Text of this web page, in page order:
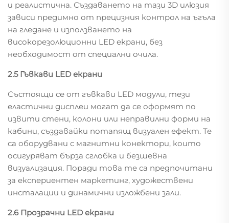
и реалистична. Създаването на тази 3D илюзия
зависи предимно от прецизния контрол на ъгъла
на гледане и използването на
високорезолюционни LED екрани, без
необходимост от специални очила.
2.5 Гъвкави LED екрани
Състоящи се от гъвкави LED модули, тези
еластични дисплеи могат да се оформят по
извити стени, колони или неправилни форми на
кабини, създавайки потапящ визуален ефект. Те
са оборудвани с магнитни конектори, които
осигуряват бърза сглобка и безшевна
визуализация. Поради това те са предпочитани
за експериентен маркетинг, художествени
инсталации и динамични изложбени зали.
2.6 Прозрачни LED екрани